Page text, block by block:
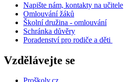
Napište nám, kontakty na učitele
Omlouvání žáků
Školní družina - omlouvání
Schránka důvěry
Poradenství pro rodiče a děti
Vzdělávejte se